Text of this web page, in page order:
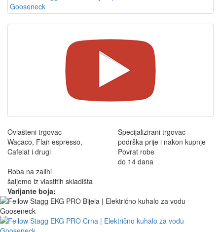
Ovlašteni trgovac
Wacaco, Flair espresso,
Cafelat i drugi
Specijalizirani trgovac
podrška prije i nakon kupnje
Povrat robe
do 14 dana
Roba na zalihi
šaljemo iz vlastitih skladišta
Varijante boja: